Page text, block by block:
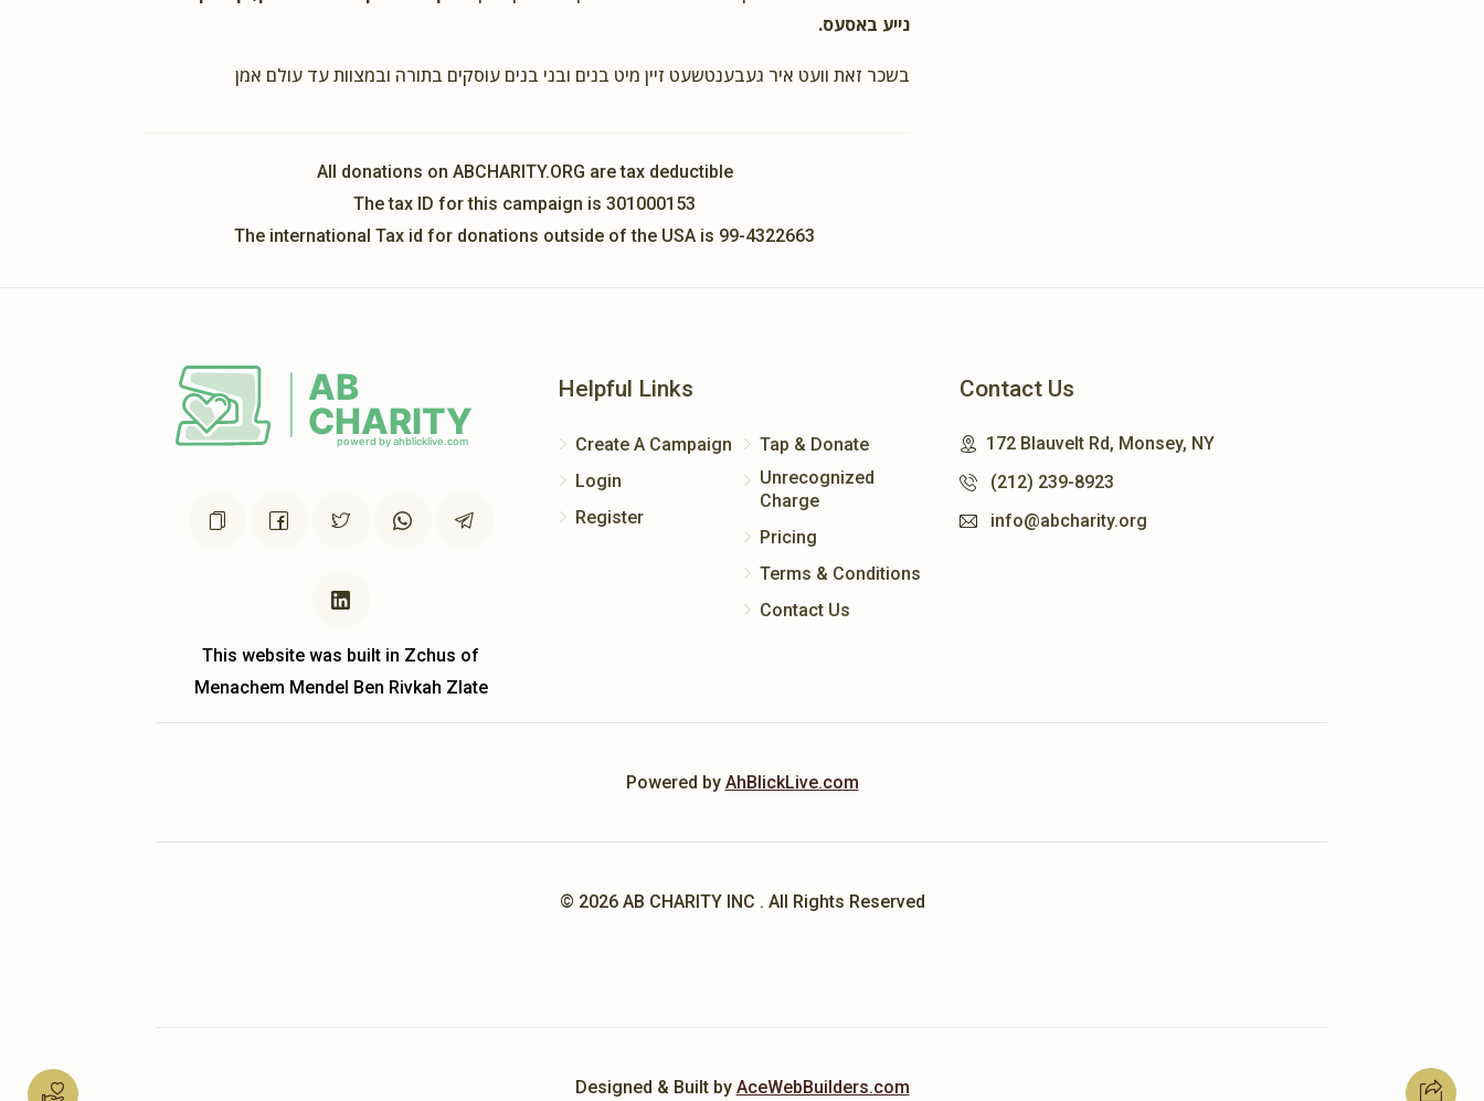
נייע באסעס.
בשכר זאת וועט איר געבענטשעט זיין מיט בנים ובני בנים עוסקים בתורה ובמצוות עד עולם אמן
All donations on ABCHARITY.ORG are tax deductible
The tax ID for this campaign is 301000153
The international Tax id for donations outside of the USA is 99-4322663
This website was built in Zchus of
Menachem Mendel Ben Rivkah Zlate
Helpful Links
Create A Campaign
Login
Register
Tap & Donate
Unrecognized
Charge
Pricing
Terms & Conditions
Contact Us
Contact Us
172 Blauvelt Rd, Monsey, NY
(212) 239-8923
info@abcharity.org
Powered by AhBlickLive.com
© 2026 AB CHARITY INC . All Rights Reserved
Designed & Built by AceWebBuilders.com